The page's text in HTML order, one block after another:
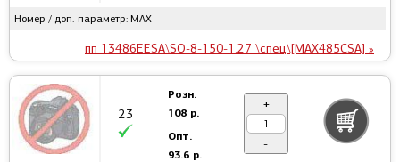
Номер / доп. параметр: MAX
пп 13486EESA\SO-8-150-1.27 \спец\[MAX485CSA] »
23
Розн.
108 р.
Опт.
93.6 р.
+
-